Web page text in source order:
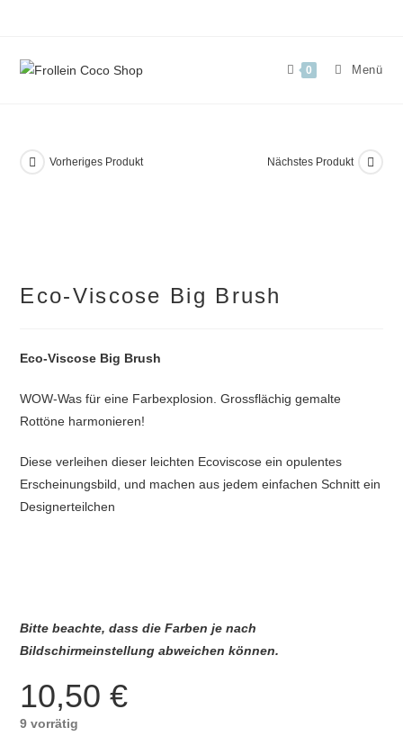
0 Menü
Vorheriges Produkt Nächstes Produkt
Eco-Viscose Big Brush
Eco-Viscose Big Brush
WOW-Was für eine Farbexplosion. Grossflächig gemalte
Rottöne harmonieren!
Diese verleihen dieser leichten Ecoviscose ein opulentes
Erscheinungsbild, und machen aus jedem einfachen Schnitt ein
Designerteilchen
Bitte beachte, dass die Farben je nach
Bildschirmeinstellung abweichen können.
10,50€
9 vorrätig